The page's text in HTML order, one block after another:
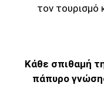
τον τουρισμό
Kάθε σπιθαμή
πάπυρο